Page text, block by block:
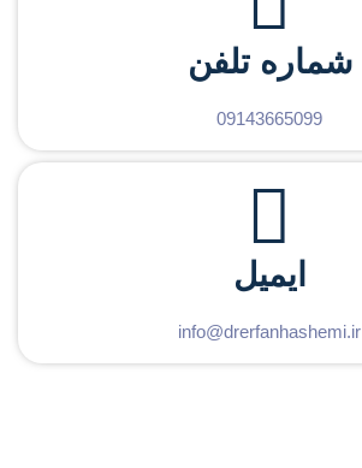
شماره تلفن
09143665099
ایمیل
info@drerfanhashemi.ir